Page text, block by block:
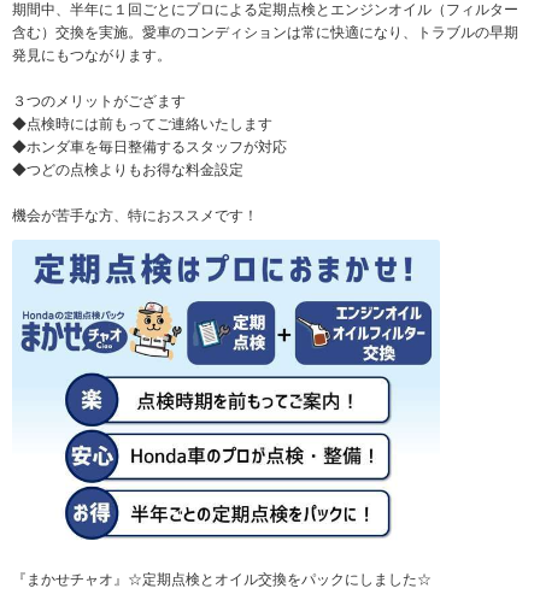
期間中、半年に１回ごとにプロによる定期点検とエンジンオイル（フィルター
含む）交換を実施。愛車のコンディションは常に快適になり、トラブルの早期
発見にもつながります。
３つのメリットがござます
◆点検時には前もってご連絡いたします
◆ホンダ車を毎日整備するスタッフが対応
◆つどの点検よりもお得な料金設定
機会が苦手な方、特におススメです！
『まかせチャオ』☆定期点検とオイル交換をパックにしました☆